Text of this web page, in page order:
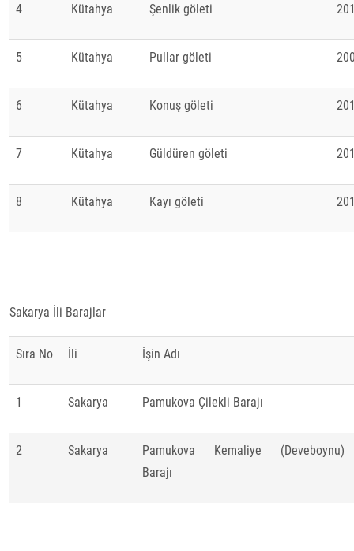
4 Kütahya Şenlik göleti
5 Kütahya Pullar göleti
6 Kütahya Konuş göleti
7 Kütahya Güldüren göleti
8 Kütahya Kayı göleti
Sakarya İli Barajlar
Sıra No İli İşin Adı
1 Sakarya Pamukova Çilekli Barajı
2 Sakarya
Pamukova Kemaliye (Deveboynu)
Barajı